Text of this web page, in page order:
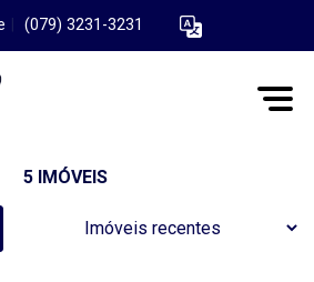
(079) 3231-3231
5 IMÓVEIS